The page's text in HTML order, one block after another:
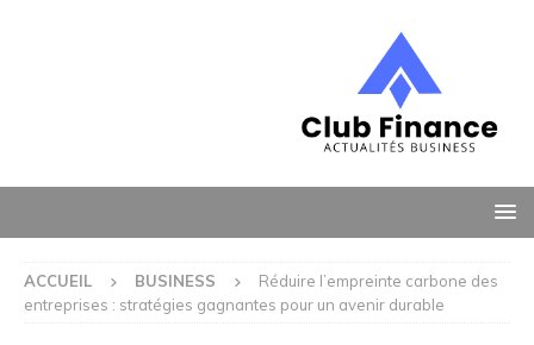
ACCUEIL BUSINESS
Réduire l’empreinte carbone des
entreprises : stratégies gagnantes pour un avenir durable